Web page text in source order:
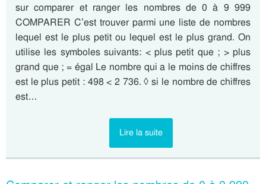
sur comparer et ranger les nombres de 0 à 9 999
COMPARER C’est trouver parmi une liste de nombres
lequel est le plus petit ou lequel est le plus grand. On
utilise les symboles suivants: < plus petit que ; > plus
grand que ; = égal Le nombre qui a le moins de chiffres
est le plus petit : 498 < 2 736. ◊ si le nombre de chiffres
est…
Lire la suite